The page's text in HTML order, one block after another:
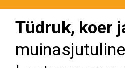
Tüdruk, koer